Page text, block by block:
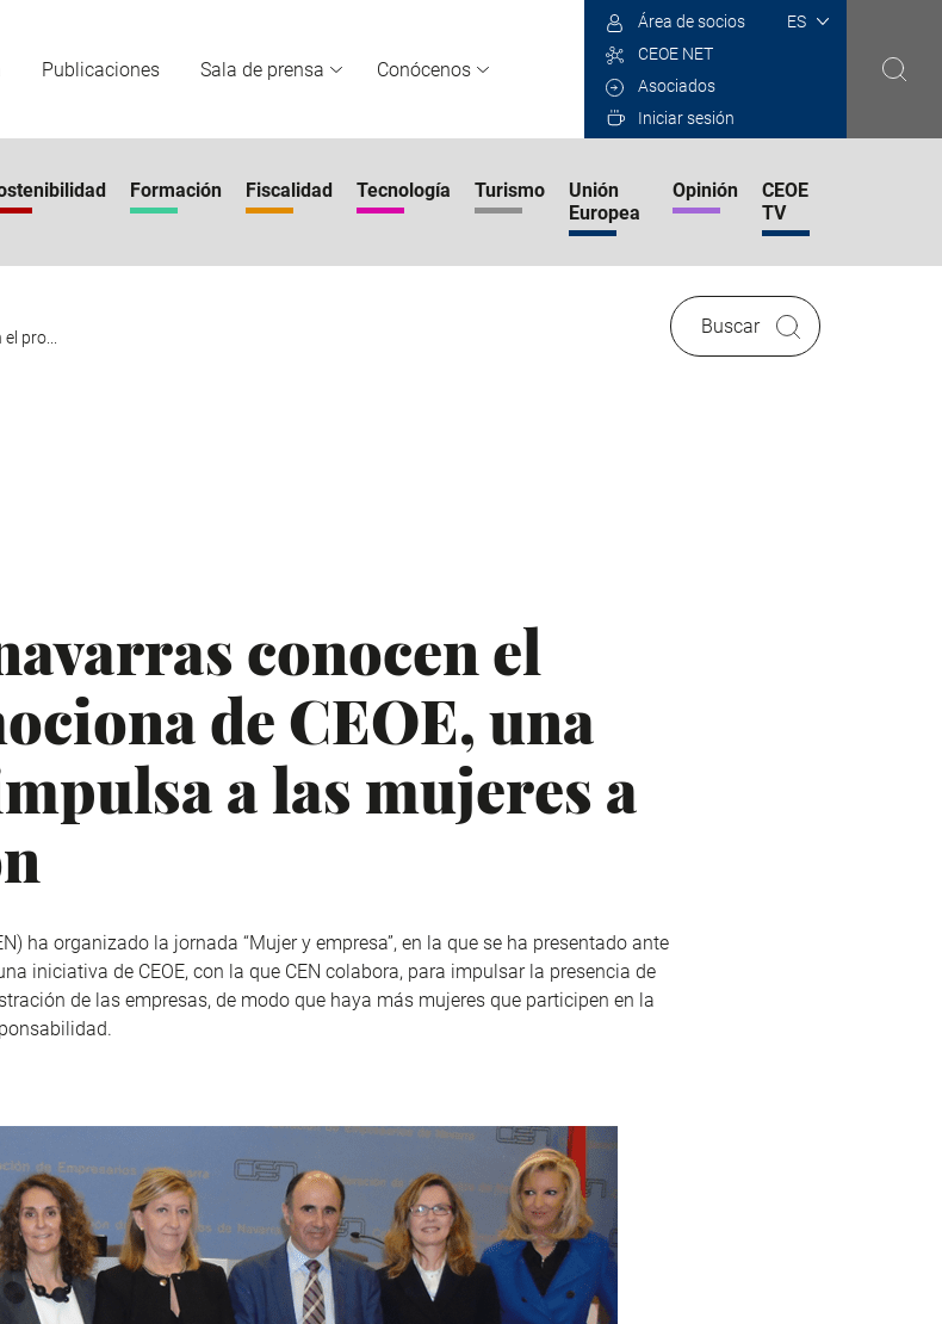
Publicaciones Sala de prensa Conócenos
Select
Área de socios
CEOE NET
Asociados
Iniciar sesión
Formación Fiscalidad Tecnología Turismo
Unión
Europea
Opinión
CEOE
TV
pro...
Buscar
conocen el
de CEOE, una
a las mujeres a
ha organizado la jornada “Mujer y empresa”, en la que se ha presentado ante
iniciativa de CEOE, con la que CEN colabora, para impulsar la presencia de
de las empresas, de modo que haya más mujeres que participen en la